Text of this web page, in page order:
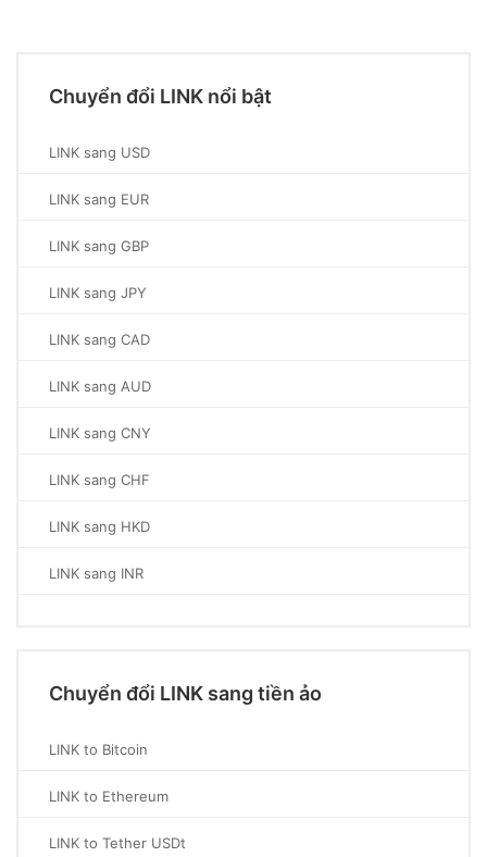
Chuyển đổi LINK nổi bật
LINK sang USD
LINK sang EUR
LINK sang GBP
LINK sang JPY
LINK sang CAD
LINK sang AUD
LINK sang CNY
LINK sang CHF
LINK sang HKD
LINK sang INR
Chuyển đổi LINK sang tiền ảo
LINK to Bitcoin
LINK to Ethereum
LINK to Tether USDt